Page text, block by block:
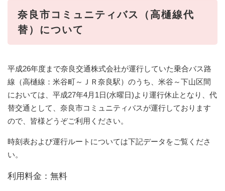
奈良市コミュニティバス（高樋線代
替）について
平成26年度まで奈良交通株式会社が運行していた乗合バス路
線（高樋線：米谷町～ＪＲ奈良駅）のうち、米谷～下山区間
においては、平成27年4月1日(水曜日)より運行休止となり、代
替交通として、奈良市コミュニティバスが運行しております
ので、皆様どうぞご利用ください。
時刻表および運行ルートについては下記データをご覧くださ
い。
利用料金：無料